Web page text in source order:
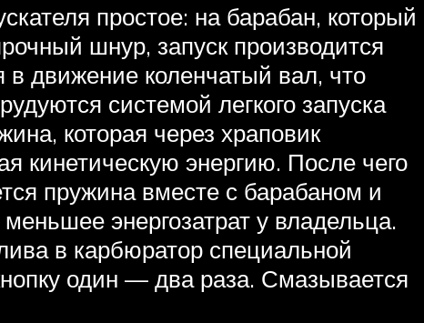
простое: на барабан, который
шнур, запуск производится
в движение коленчатый вал, что
системой легкого запуска
которая через храповик
кинетическую энергию. После чего
пружина вместе с барабаном и
энергозатрат у владельца.
в карбюратор специальной
один — два раза. Смазывается